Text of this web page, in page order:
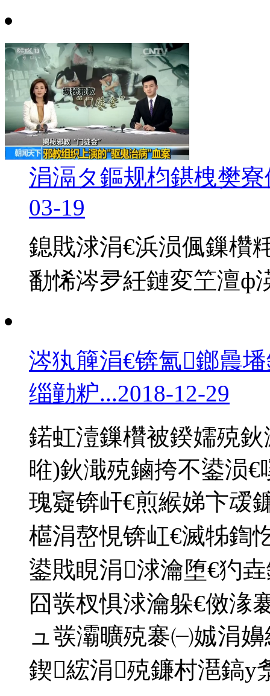
涓滆タ鏂规枃鍖栧樊
03-19
鎴戝浗涓€浜涢偑鏁欑
勫悕涔夛紝鏈変笁澶
涔犱簲涓€锛氳鎯曟
缁勭粐...2018-12-29
鍩虹潱鏁欑被鍨嬬殑
暀)鈥濈殑鏀挎不鍙涢
瑰寲锛屽€煎緱娣卞叆
櫙涓嶅悓锛屸€滅牬鍧
鍙戝睍涓浗瀹堕€犳
囧彂杈惧浗瀹躲€傚湪
ュ彂灞曠殑褰㈠娍涓
鍥綋涓殑鐮村潖鎬